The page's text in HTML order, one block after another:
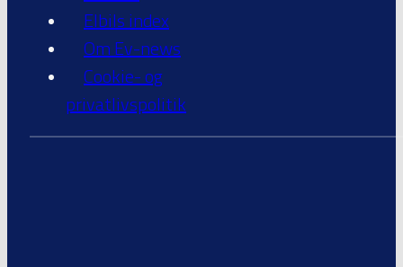
Elbils index
Om Ev-news
Cookie- og
privatlivspolitik